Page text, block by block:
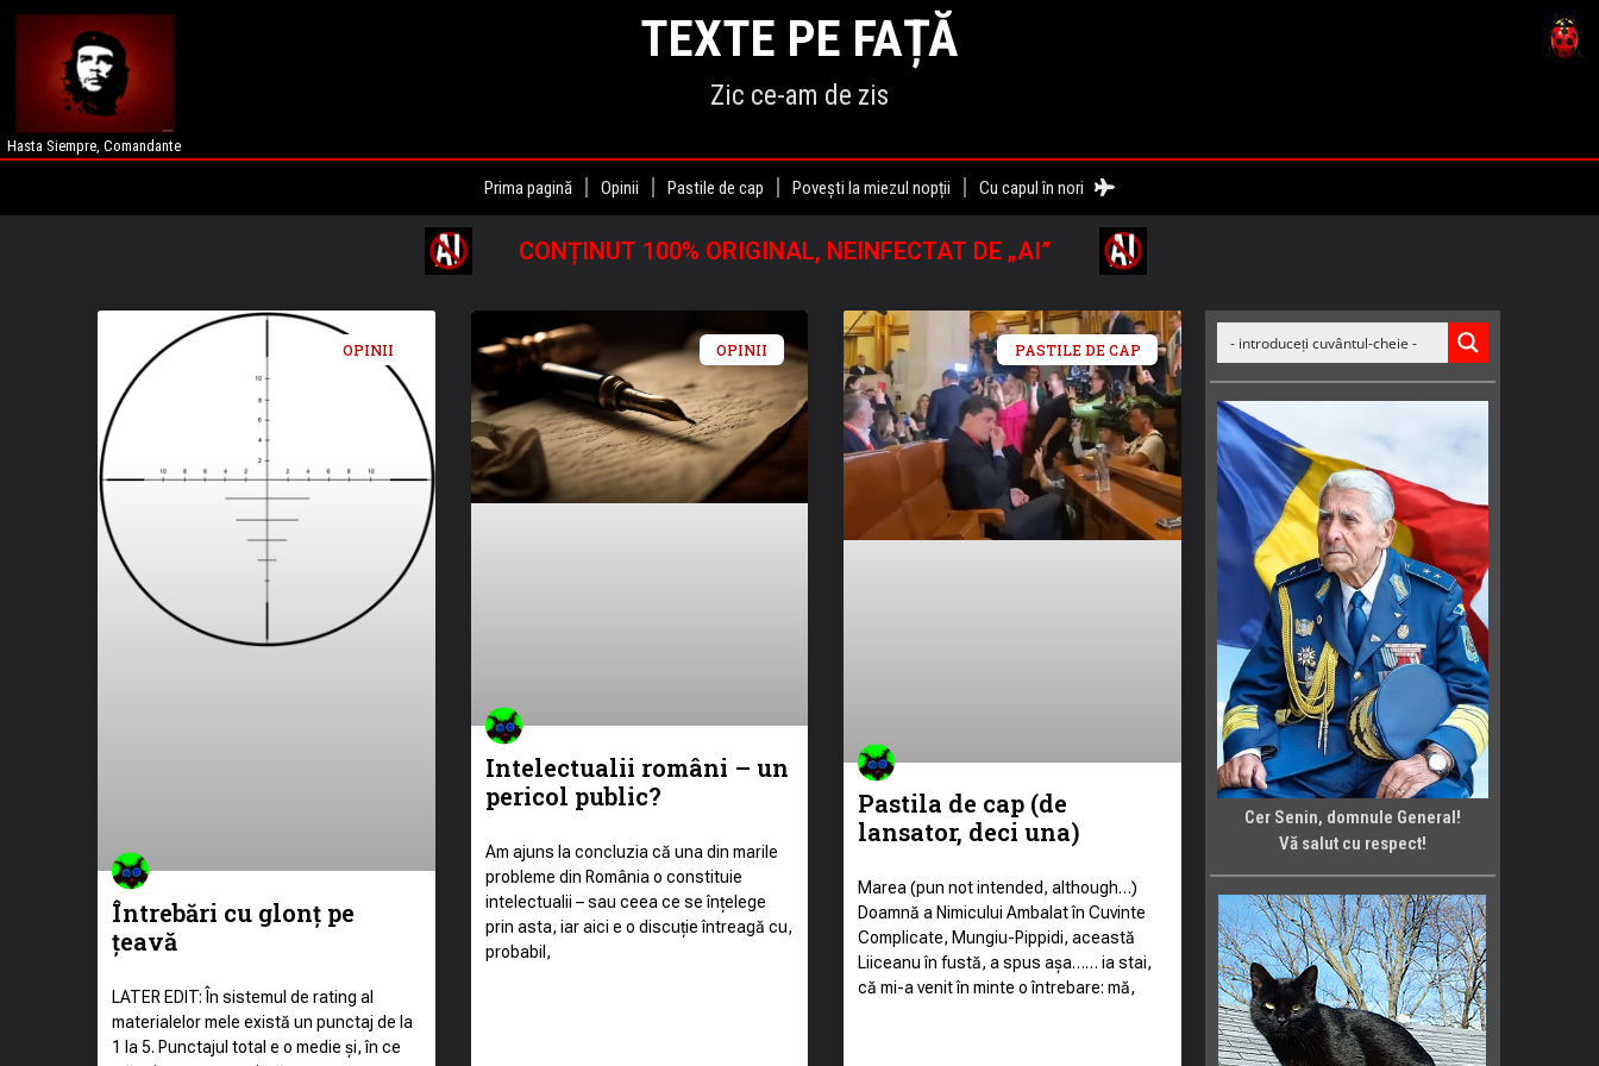
Hasta Siempre, Comandante
TEXTE PE FAȚĂ
Zic ce-am de zis
Prima pagină Opinii Pastile de cap Povești la miezul nopții Cu capul în nori
CONȚINUT 100% ORIGINAL, NEINFECTAT DE „AI”
OPINII
Întrebări cu glonț pe
țeavă
LATER EDIT: În sistemul de rating al
materialelor mele există un punctaj de la
1 la 5. Punctajul total e o medie și, în ce
OPINII
Intelectualii români – un
pericol public?
Am ajuns la concluzia că una din marile
probleme din România o constituie
intelectualii – sau ceea ce se înțelege
prin asta, iar aici e o discuție întreagă cu,
probabil,
PASTILE DE CAP
Pastila de cap (de
lansator, deci una)
Marea (pun not intended, although…)
Doamnă a Nimicului Ambalat în Cuvinte
Complicate, Mungiu-Pippidi, această
Liiceanu în fustă, a spus așa…… ia stai,
că mi-a venit în minte o întrebare: mă,
Cer Senin, domnule General!
Vă salut cu respect!